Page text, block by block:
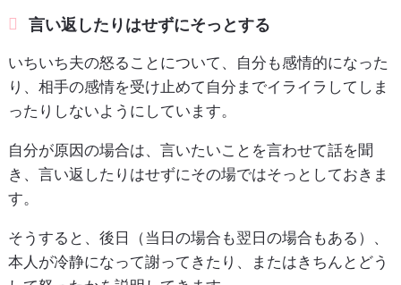
言い返したりはせずにそっとする
いちいち夫の怒ることについて、自分も感情的になった
り、相手の感情を受け止めて自分までイライラしてしま
ったりしないようにしています。
自分が原因の場合は、言いたいことを言わせて話を聞
き、言い返したりはせずにその場ではそっとしておきま
す。
そうすると、後日（当日の場合も翌日の場合もある）、
本人が冷静になって謝ってきたり、またはきちんとどう